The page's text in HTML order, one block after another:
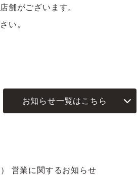
舗がございます。
い。
お知らせ一覧はこちら
営業に関するお知らせ